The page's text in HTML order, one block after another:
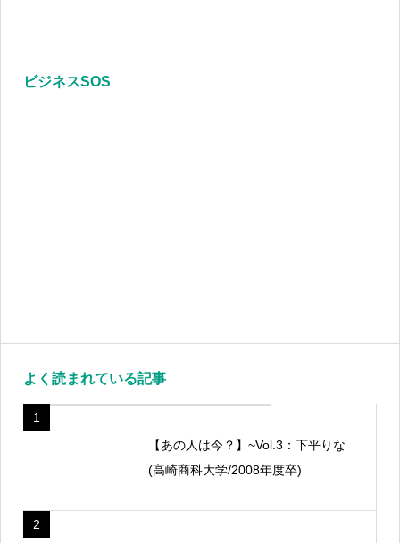
ビジネスSOS
よく読まれている記事
1
【あの人は今？】~Vol.3：下平りな
(高崎商科大学/2008年度卒)
2